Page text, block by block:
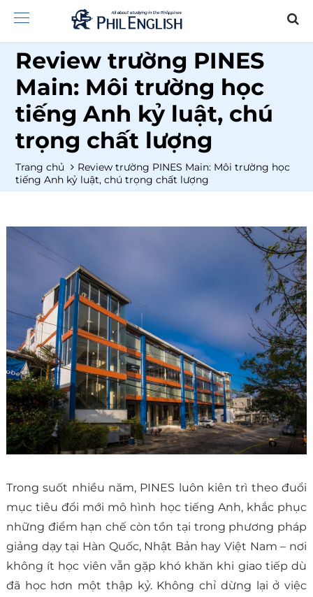
Review trường PINES
Main: Môi trường học
tiếng Anh kỷ luật, chú
trọng chất lượng
Trang chủ
Review trường PINES Main: Môi trường học
tiếng Anh kỷ luật, chú trọng chất lượng
Trong suốt nhiều năm, PINES luôn kiên trì theo đuổi
mục tiêu đổi mới mô hình học tiếng Anh, khắc phục
những điểm hạn chế còn tồn tại trong phương pháp
giảng dạy tại Hàn Quốc, Nhật Bản hay Việt Nam – nơi
không ít học viên vẫn gặp khó khăn khi giao tiếp dù
đã học hơn một thập kỷ. Không chỉ dừng lại ở việc